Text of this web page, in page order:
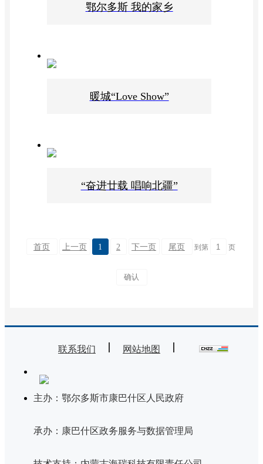
鄂尔多斯 我的家乡
暖城“Love Show”
“奋进廿载 唱响北疆”
首页 上一页 1 2 下一页 尾页 到第 页
联系我们 网站地图
主办：鄂尔多斯市康巴什区人民政府
承办：康巴什区政务服务与数据管理局